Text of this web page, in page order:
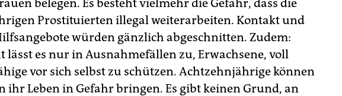
Prostituierten illegal weiterarbeiten. Kontakt und
würden gänzlich abgeschnitten. Zudem:
lässt es nur in Ausnahmefällen zu, Erwachsene, voll
vor sich selbst zu schützen. Achtzehnjährige können
ihr Leben in Gefahr bringen. Es gibt keinen Grund, an